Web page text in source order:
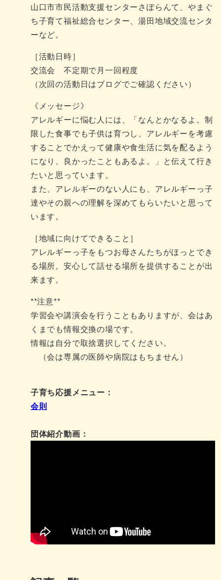
山口市市民活動支援センターさぽらんて、やまぐ
ち子育て福祉総合センター、湯田地域交流センタ
ーなど。
［活動日時］
交流会 不定期で月一回程度
（次回の活動日はブログでご確認ください）
《メッセージ》
アレルギーに悩む人には、「なんとかなるよ。制
限した食事でも子供は育つし、アレルギーを考慮
することでかえって健康や食生活に気を配るよう
になり、良かったこともあるよ。」と伝えて行き
たいと思っています。
また、アレルギーのない人にも、アレルギーっ子
達やその親への理解を深めてもらいたいと思って
います。
［地域に向けてできること］
アレルギーっ子をもつお母さんたちがほっとでき
る場所。安心して話せる場所を提供することが出
来ます。
**注意**
学習会や講演会を行うこともありますが、会はあ
くまでも情報交換の場です。
情報は自分で取捨選択してください。
（会は専属の医師や病院はもちません）
子育ち応援メニュー：
会則
団体紹介動画：